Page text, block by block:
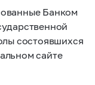
Банком
состоявшихся
сайте